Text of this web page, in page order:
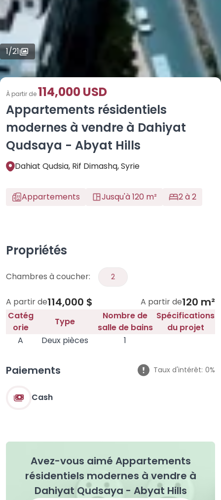
1/21
Appartements résidentiels
modernes à vendre à Dahiyat
Qudsaya - Abyat Hills
À partir de114,000 USD
Dahiat Qudsia, Rif Dimashq, Syrie
Appartements Jusqu'à 120 m² 2 à 2
Propriétés
Chambres à coucher: 2
A partir de114,000 $ A partir de120 m²
Catég
orie
Type
Nombre de
salle de bains
Spécifications
du projet
A
Deux pièces 1
Paiements Taux d'intérêt: 0%
Cash
Avez-vous aimé Appartements
résidentiels modernes à vendre à
Dahiyat Qudsaya - Abyat Hills